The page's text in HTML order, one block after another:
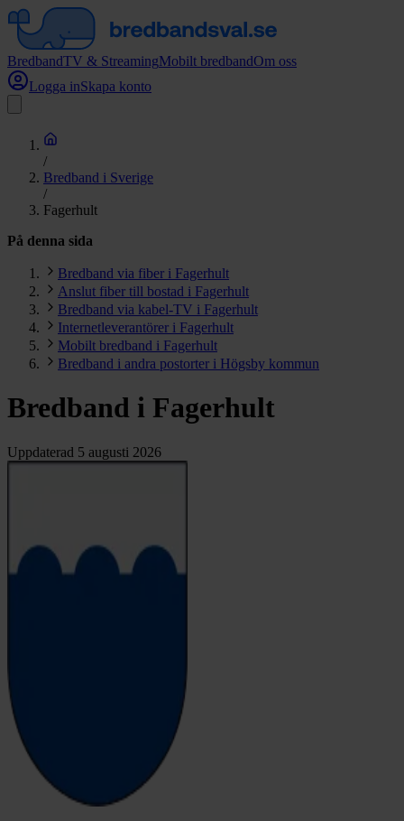
BredbandTV & StreamingMobilt bredbandOm oss
Logga inSkapa konto
/
Bredband i Sverige
/
Fagerhult
På denna sida
Bredband via fiber i Fagerhult
Anslut fiber till bostad i Fagerhult
Bredband via kabel-TV i Fagerhult
Internetleverantörer i Fagerhult
Mobilt bredband i Fagerhult
Bredband i andra postorter i Högsby kommun
Bredband i Fagerhult
Uppdaterad 5 augusti 2026